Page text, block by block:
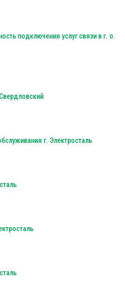
подключения услуг связи в г. о.
г. Электросталь